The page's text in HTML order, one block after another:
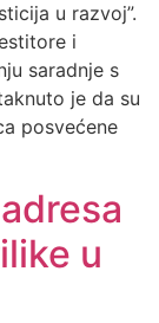
u razvoj”.
i
saradnje s
je da su
posvećene
u